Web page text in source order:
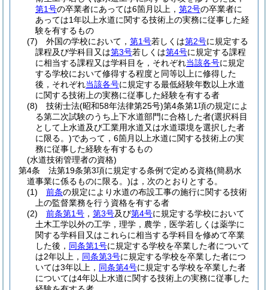
第1号の卒業者にあっては6箇月以上， 第2号の卒業者に
あっては1年以上水道に関する技術上の実務に従事した経
験を有するもの
(7)
外国の学校において， 第1号若しくは第2号に規定する
課程及び学科目又は第3号若しくは第4号に規定する課程
に相当する課程又は学科目を，それぞれ当該各号に規定
する学校において修得する程度と同等以上に修得した
後，それぞれ当該各号に規定する最低経験年数以上水道
に関する技術上の実務に従事した経験を有する者
(8)
技術士法(昭和58年法律第25号)第4条第1項の規定によ
る第二次試験のうち上下水道部門に合格した者(選択科目
として上水道及び工業用水道又は水道環境を選択した者
に限る。)であって，6箇月以上水道に関する技術上の実
務に従事した経験を有するもの
(水道技術管理者の資格)
第4条
法第19条第3項に規定する条例で定める資格(簡易水
道事業に係るものに限る。)は，次のとおりとする。
(1)
前条の規定により水道の布設工事の施行に関する技術
上の監督業務を行う資格を有する者
(2)
前条第1号 ， 第3号及び第4号に規定する学校において
土木工学以外の工学，理学，農学，医学若しくは薬学に
関する学科目又はこれらに相当する学科目を修めて卒業
した後， 同条第1号に規定する学校を卒業した者について
は2年以上， 同条第3号に規定する学校を卒業した者につ
いては3年以上， 同条第4号に規定する学校を卒業した者
については4年以上水道に関する技術上の実務に従事した